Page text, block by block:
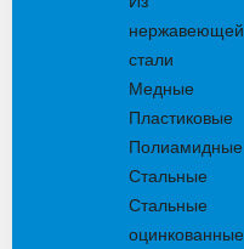
нержавеющей
стали
Медные
Пластиковые
Полиамидные
Стальные
Стальные
оцинкованные